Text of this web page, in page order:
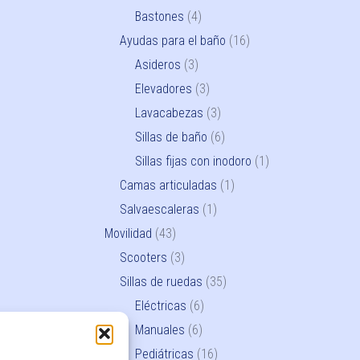
Bastones (4)
Ayudas para el baño (16)
Asideros (3)
Elevadores (3)
Lavacabezas (3)
Sillas de baño (6)
Sillas fijas con inodoro (1)
Camas articuladas (1)
Salvaescaleras (1)
Movilidad (43)
Scooters (3)
Sillas de ruedas (35)
Eléctricas (6)
Manuales (6)
Pediátricas (16)